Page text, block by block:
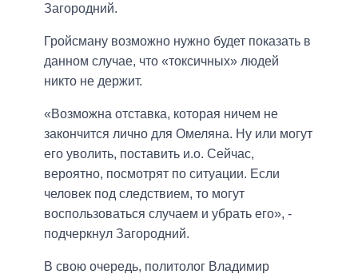
Загородний.
Гройсману возможно нужно будет показать в
данном случае, что «токсичных» людей
никто не держит.
«Возможна отставка, которая ничем не
закончится лично для Омеляна. Ну или могут
его уволить, поставить и.о. Сейчас,
вероятно, посмотрят по ситуации. Если
человек под следствием, то могут
воспользоваться случаем и убрать его», -
подчеркнул Загородний.
В свою очередь, политолог Владимир